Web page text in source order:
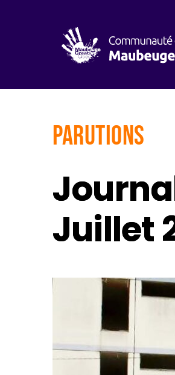
Parutions
Juillet